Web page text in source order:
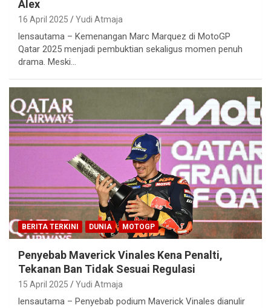
Alex
16 April 2025 Yudi Atmaja
lensautama – Kemenangan Marc Marquez di MotoGP
Qatar 2025 menjadi pembuktian sekaligus momen penuh
drama. Meski…
BERITA TERKINI DUNIA MOTOGP
Penyebab Maverick Vinales Kena Penalti,
Tekanan Ban Tidak Sesuai Regulasi
15 April 2025 Yudi Atmaja
lensautama – Penyebab podium Maverick Vinales dianulir